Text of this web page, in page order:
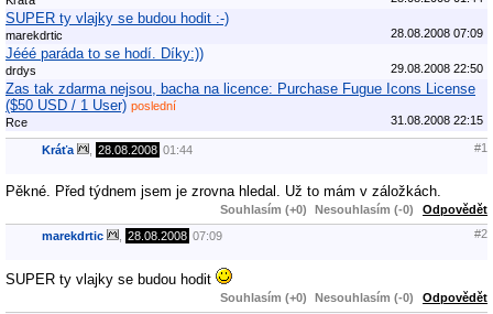
SUPER ty vlajky se budou hodit :-)
marekdrtic 28.08.2008 07:09
Jééé paráda to se hodí. Díky:))
drdys 29.08.2008 22:50
Zas tak zdarma nejsou, bacha na licence: Purchase Fugue Icons License
($50 USD / 1 User) poslední
Rce
31.08.2008 22:15
Kráťa 28.08.2008 01:44 #1
Pěkné. Před týdnem jsem je zrovna hledal. Už to mám v záložkách.
Souhlasím (+0) Nesouhlasím (-0) Odpovědět
marekdrtic 28.08.2008 07:09 #2
SUPER ty vlajky se budou hodit
Souhlasím (+0) Nesouhlasím (-0) Odpovědět